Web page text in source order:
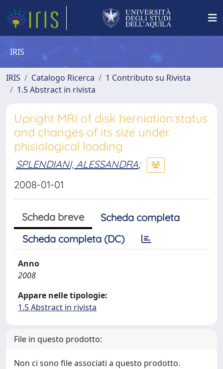
IRIS
IRIS Catalogo Ricerca
1 Contributo su Rivista
1.5 Abstract in rivista
Upright MRI of disk herniation:status
and changes of its size under
phisiological loading
SPLENDIANI, ALESSANDRA;
2008-01-01
Scheda breve
Scheda completa
Scheda completa (DC)
Anno
2008
Appare nelle tipologie:
1.5 Abstract in rivista
File in questo prodotto:
Non ci sono file associati a questo prodotto.